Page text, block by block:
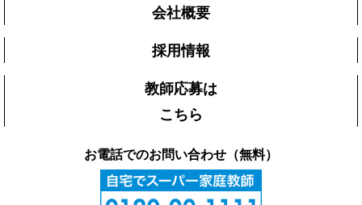
会社概要
採用情報
教師応募は
こちら
お電話でのお問い合わせ（無料）